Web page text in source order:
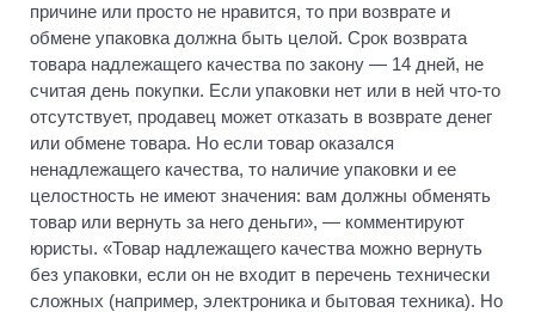
причине или просто не нравится, то при возврате и
обмене упаковка должна быть целой. Срок возврата
товара надлежащего качества по закону — 14 дней, не
считая день покупки. Если упаковки нет или в ней что-то
отсутствует, продавец может отказать в возврате денег
или обмене товара. Но если товар оказался
ненадлежащего качества, то наличие упаковки и ее
целостность не имеют значения: вам должны обменять
товар или вернуть за него деньги», — комментируют
юристы. «Товар надлежащего качества можно вернуть
без упаковки, если он не входит в перечень технически
сложных (например, электроника и бытовая техника). Но